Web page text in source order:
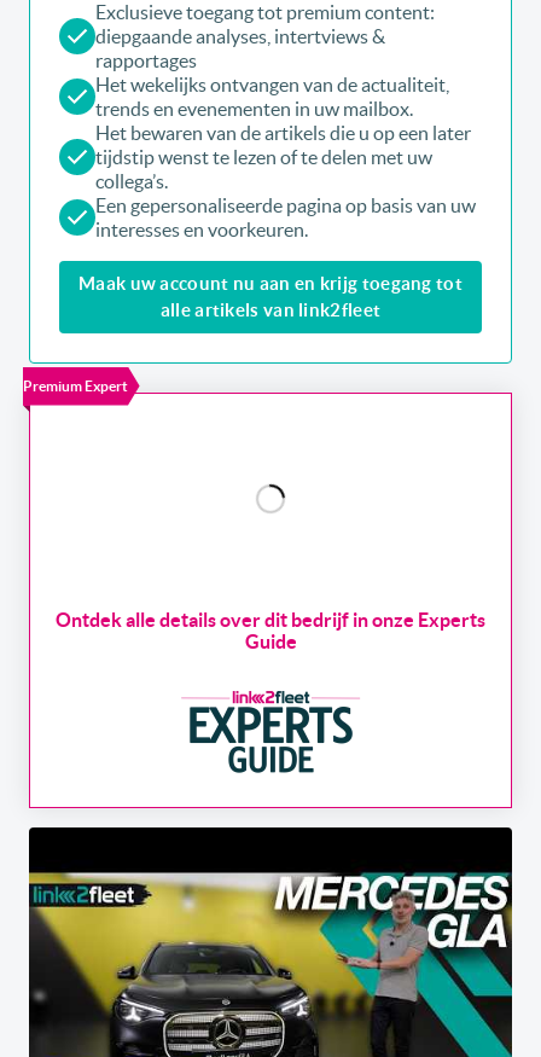
Exclusieve toegang tot premium content:
diepgaande analyses, intertviews &
rapportages
Het wekelijks ontvangen van de actualiteit,
trends en evenementen in uw mailbox.
Het bewaren van de artikels die u op een later
tijdstip wenst te lezen of te delen met uw
collega’s.
Een gepersonaliseerde pagina op basis van uw
interesses en voorkeuren.
Maak uw account nu aan en krijg toegang tot
alle artikels van link2fleet
Premium Expert
Ontdek alle details over dit bedrijf in onze Experts
Guide